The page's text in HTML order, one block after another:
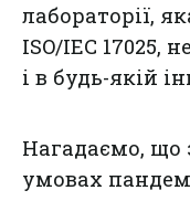
лабораторії,
ISO/IEC 17025,
і в будь-якій
Нагадаємо, що
умовах